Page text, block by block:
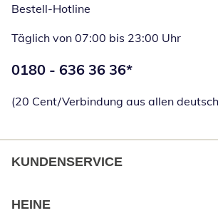
Bestell-Hotline
Täglich von 07:00 bis 23:00 Uhr
Telefonnummer:
0180 - 636 36 36*
(20 Cent/Verbindung aus allen
KUNDENSERVICE
HEINE